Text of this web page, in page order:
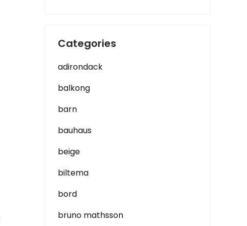
Categories
adirondack
balkong
barn
bauhaus
beige
biltema
bord
bruno mathsson